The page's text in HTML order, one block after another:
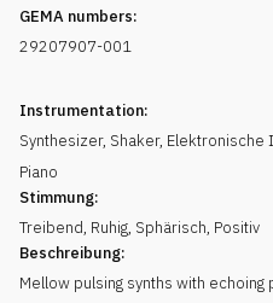
GEMA numbers:
29207907-001
Instrumentation:
Synthesizer, Shaker, Elektronische
Piano
Stimmung:
Treibend, Ruhig, Sphärisch, Positiv
Beschreibung:
Mellow pulsing synths with echoing